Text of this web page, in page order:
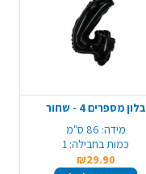
בלון מספרים 4 - שחור
מידה: 86 ס"מ
כמות בחבילה: 1
₪29.90